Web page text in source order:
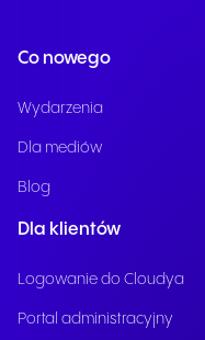
Co nowego
Wydarzenia
Dla mediów
Blog
Dla klientów
Logowanie do Cloudya
Portal administracyjny